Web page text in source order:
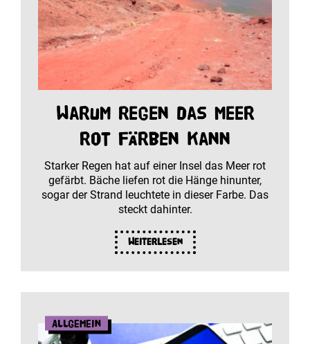
Warum Regen das Meer
rot färben kann
Starker Regen hat auf einer Insel das Meer rot
gefärbt. Bäche liefen rot die Hänge hinunter,
sogar der Strand leuchtete in dieser Farbe. Das
steckt dahinter.
Weiterlesen
Allgemein